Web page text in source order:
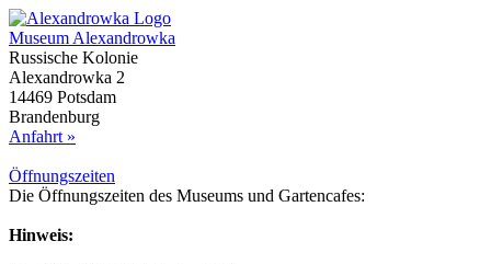
Museum Alexandrowka
Russische Kolonie
Alexandrowka 2
14469 Potsdam
Brandenburg
Anfahrt »
Öffnungs­zeiten
Die Öffnungszeiten des Museums und Gartencafes:
Hinweis: